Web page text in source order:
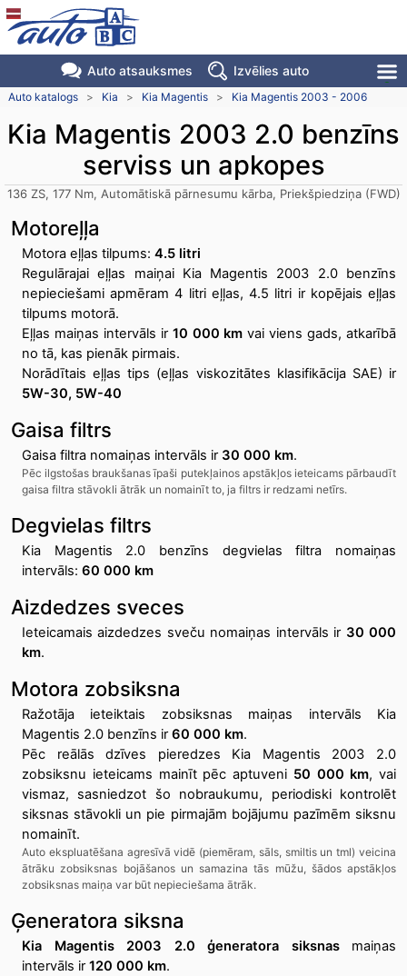
Auto atsauksmes Izvēlies auto
Auto katalogs > Kia > Kia Magentis > Kia Magentis 2003 - 2006
Kia Magentis 2003 2.0 benzīns
serviss un apkopes
136 ZS, 177 Nm, Automātiskā pārnesumu kārba, Priekšpiedziņa (FWD)
Motoreļļa
Motora eļļas tilpums: 4.5 litri
Regulārajai eļļas maiņai Kia Magentis 2003 2.0 benzīns
nepieciešami apmēram 4 litri eļļas, 4.5 litri ir kopējais eļļas
tilpums motorā.
Eļļas maiņas intervāls ir 10 000 km vai viens gads, atkarībā
no tā, kas pienāk pirmais.
Norādītais eļļas tips (eļļas viskozitātes klasifikācija SAE) ir
5W-30, 5W-40
Gaisa filtrs
Gaisa filtra nomaiņas intervāls ir 30 000 km.
Pēc ilgstošas braukšanas īpaši putekļainos apstākļos ieteicams pārbaudīt
gaisa filtra stāvokli ātrāk un nomainīt to, ja filtrs ir redzami netīrs.
Degvielas filtrs
Kia Magentis 2.0 benzīns degvielas filtra nomaiņas
intervāls: 60 000 km
Aizdedzes sveces
Ieteicamais aizdedzes sveču nomaiņas intervāls ir 30 000
km.
Motora zobsiksna
Ražotāja ieteiktais zobsiksnas maiņas intervāls Kia
Magentis 2.0 benzīns ir60 000 km.
Pēc reālās dzīves pieredzes Kia Magentis 2003 2.0
zobsiksnu ieteicams mainīt pēc aptuveni 50 000 km, vai
vismaz, sasniedzot šo nobraukumu, periodiski kontrolēt
siksnas stāvokli un pie pirmajām bojājumu pazīmēm siksnu
nomainīt.
Auto ekspluatēšana agresīvā vidē (piemēram, sāls, smiltis un tml) veicina
ātrāku zobsiksnas bojāšanos un samazina tās mūžu, šādos apstākļos
zobsiksnas maiņa var būt nepieciešama ātrāk.
Ģeneratora siksna
Kia Magentis 2003 2.0 ģeneratora siksnasmaiņas
intervāls ir120 000 km.